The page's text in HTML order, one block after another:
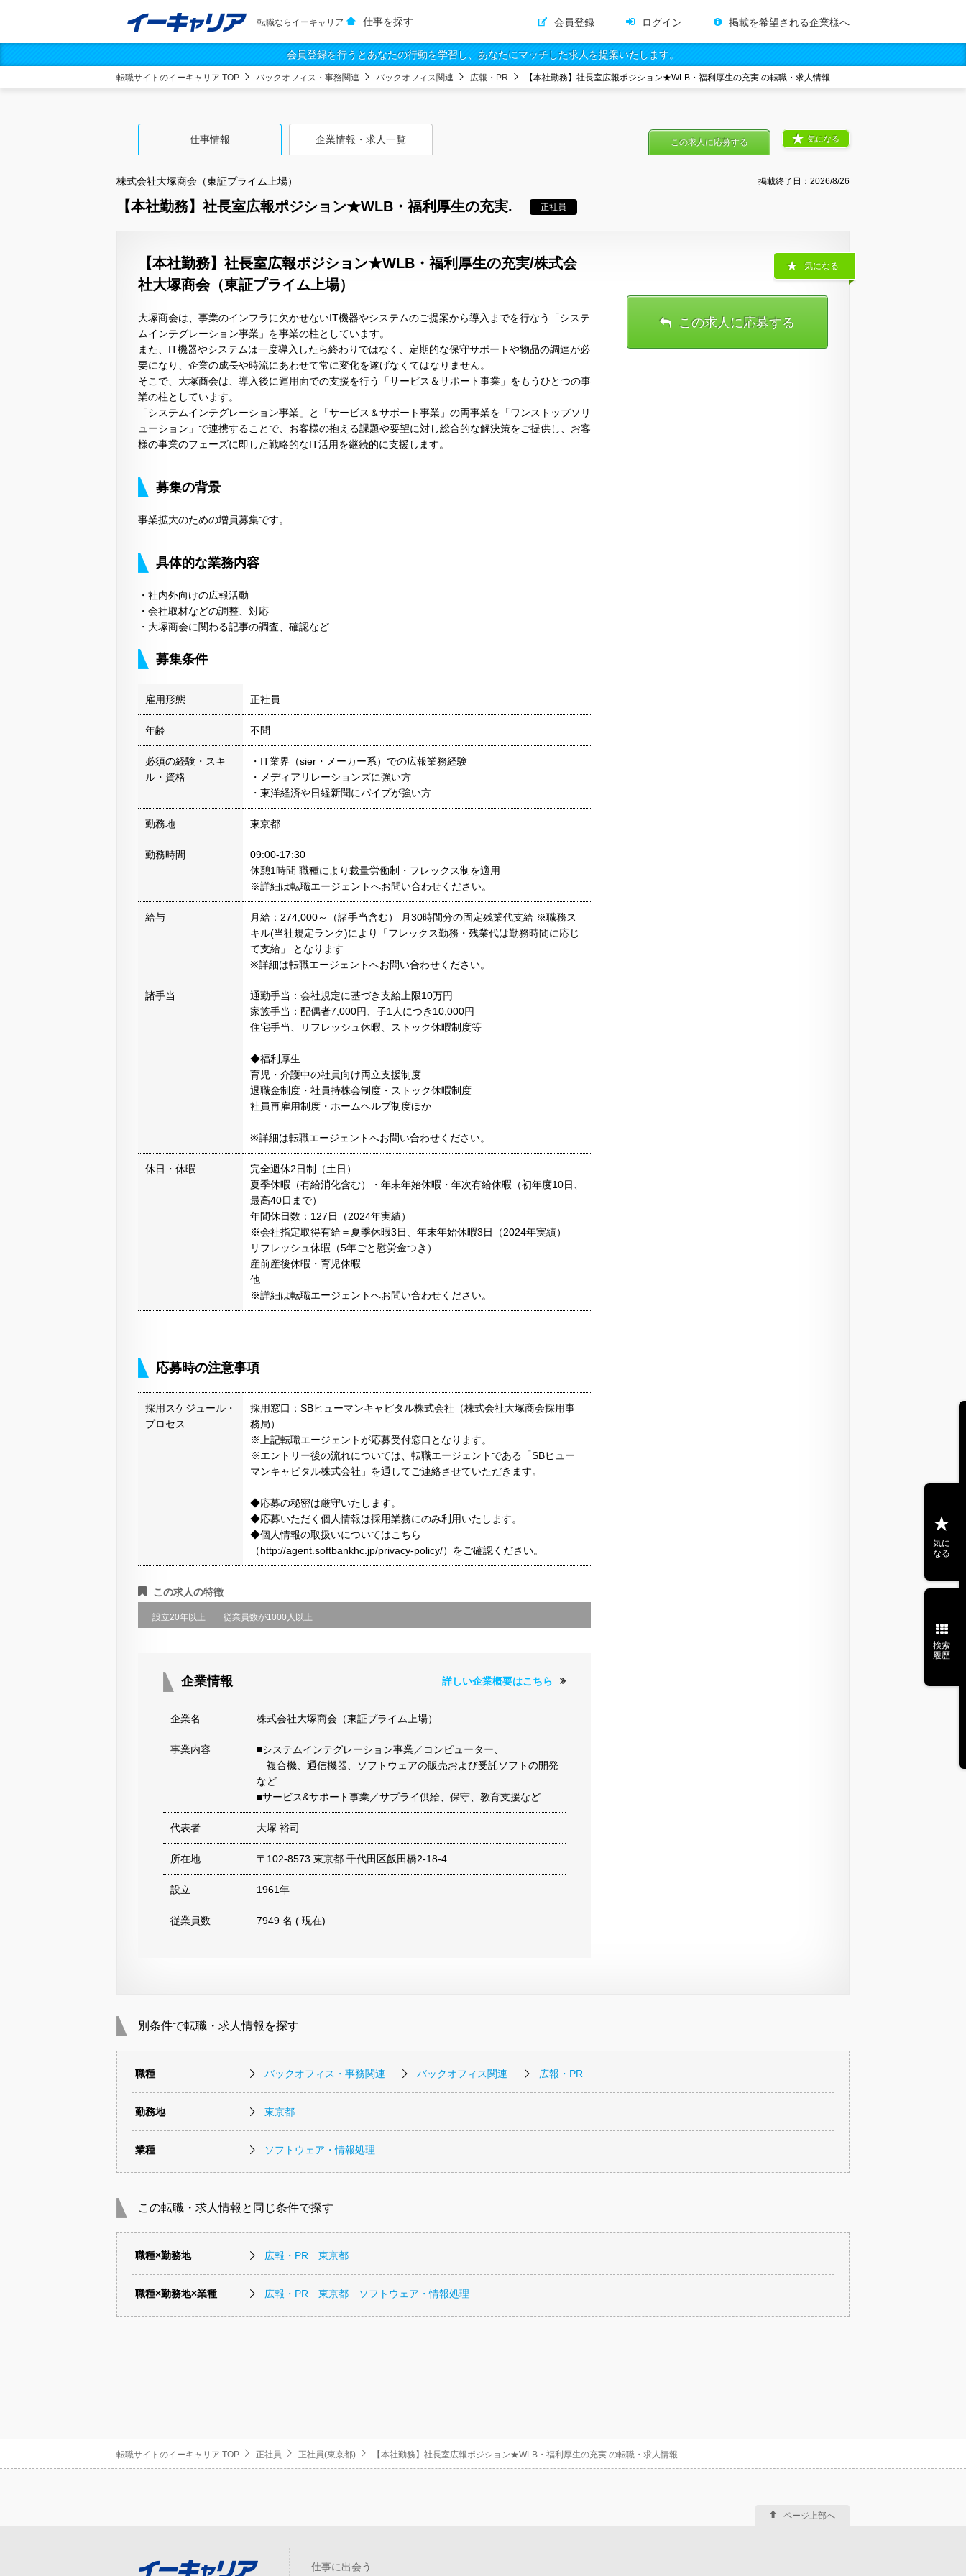
転職ならイーキャリア 仕事を探す 会員登録 ログイン 掲載を希望される企業様へ
会員登録を行うとあなたの行動を学習し、あなたにマッチした求人を提案いたします。
転職サイトのイーキャリア TOP バックオフィス・事務関連 バックオフィス関連 広報・PR 【本社勤務】社長室広報ポジション★WLB・福利厚生の充実.の転職・求人情報
仕事情報 企業情報・求人一覧
株式会社大塚商会（東証プライム上場） 掲載終了日： 2026/8/26
【本社勤務】社長室広報ポジション★WLB・福利厚生の充実. 正社員
気になる
この求人に応募する
【本社勤務】社長室広報ポジション★WLB・福利厚生の充実/株式会
社大塚商会（東証プライム上場）
大塚商会は、事業のインフラに欠かせないIT機器やシステムのご提案から導入までを行なう「システ
ムインテグレーション事業」を事業の柱としています。
また、IT機器やシステムは一度導入したら終わりではなく、定期的な保守サポートや物品の調達が必
要になり、企業の成長や時流にあわせて常に変化を遂げなくてはなりません。
そこで、大塚商会は、導入後に運用面での支援を行う「サービス＆サポート事業」をもうひとつの事
業の柱としています。
「システムインテグレーション事業」と「サービス＆サポート事業」の両事業を「ワンストップソリ
ューション」で連携することで、お客様の抱える課題や要望に対し総合的な解決策をご提供し、お客
様の事業のフェーズに即した戦略的なIT活用を継続的に支援します。
募集の背景
事業拡大のための増員募集です。
具体的な業務内容
・社内外向けの広報活動
・会社取材などの調整、対応
・大塚商会に関わる記事の調査、確認など
募集条件
雇用形態 正社員
年齢 不問
必須の経験・スキ
ル・資格
・IT業界（sier・メーカー系）での広報業務経験
・メディアリレーションズに強い方
・東洋経済や日経新聞にパイプが強い方
勤務地 東京都
勤務時間
09:00-17:30
休憩1時間 職種により裁量労働制・フレックス制を適用
※詳細は転職エージェントへお問い合わせください。
給与
月給：274,000～（諸手当含む） 月30時間分の固定残業代支給 ※職務ス
キル(当社規定ランク)により「フレックス勤務・残業代は勤務時間に応じ
て支給」 となります
※詳細は転職エージェントへお問い合わせください。
諸手当
通勤手当：会社規定に基づき支給上限10万円
家族手当：配偶者7,000円、子1人につき10,000円
住宅手当、リフレッシュ休暇、ストック休暇制度等
◆福利厚生
育児・介護中の社員向け両立支援制度
退職金制度・社員持株会制度・ストック休暇制度
社員再雇用制度・ホームヘルプ制度ほか
※詳細は転職エージェントへお問い合わせください。
休日・休暇
完全週休2日制（土日）
夏季休暇（有給消化含む）・年末年始休暇・年次有給休暇（初年度10日、
最高40日まで）
年間休日数：127日（2024年実績）
※会社指定取得有給＝夏季休暇3日、年末年始休暇3日（2024年実績）
リフレッシュ休暇（5年ごと慰労金つき）
産前産後休暇・育児休暇
他
※詳細は転職エージェントへお問い合わせください。
応募時の注意事項
採用スケジュール・
プロセス
採用窓口：SBヒューマンキャピタル株式会社（株式会社大塚商会採用事
務局）
※上記転職エージェントが応募受付窓口となります。
※エントリー後の流れについては、転職エージェントである「SBヒュー
マンキャピタル株式会社」を通してご連絡させていただきます。
◆応募の秘密は厳守いたします。
◆応募いただく個人情報は採用業務にのみ利用いたします。
◆個人情報の取扱いについてはこちら
（http://agent.softbankhc.jp/privacy-policy/）をご確認ください。
この求人の特徴
設立20年以上 従業員数が1000人以上
企業情報 詳しい企業概要はこちら
企業名 株式会社大塚商会（東証プライム上場）
事業内容
■システムインテグレーション事業／コンピューター、
複合機、通信機器、ソフトウェアの販売および受託ソフトの開発
など
■サービス&サポート事業／サプライ供給、保守、教育支援など
代表者 大塚 裕司
所在地 〒102-8573 東京都 千代田区飯田橋2-18-4
設立 1961年
従業員数 7949 名 ( 現在)
気になる
この求人に応募する
別条件で転職・求人情報を探す
職種 バックオフィス・事務関連 バックオフィス関連 広報・PR
勤務地 東京都
業種 ソフトウェア・情報処理
この転職・求人情報と同じ条件で探す
職種×勤務地 広報・PR 東京都
職種×勤務地×業種 広報・PR 東京都 ソフトウェア・情報処理
転職サイトのイーキャリア TOP 正社員 正社員(東京都) 【本社勤務】社長室広報ポジション★WLB・福利厚生の充実.の転職・求人情報
気に
なる
検索
履歴
仕事に出会う
ページ上部へ